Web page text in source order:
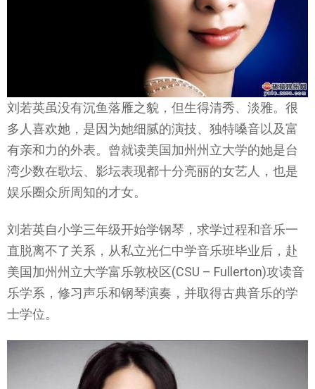
刘若英虽没有沉鱼落雁之貌，但生得清秀、淡雅。很
多人喜欢她，是因为她细腻的演技、独特嗓音以及富
有亲和力的外表。曾就读美国加州州立大学的她是台
湾少数在歌坛、影坛表现都十分亮丽的女艺人，也是
娱乐圈众所周知的才女。
刘若英自小学三年级开始学钢琴，求学过程和音乐一
直脱离不了关系，从私立光仁中学音乐班毕业后，赴
美国加州州立大学富乐敦校区(CSU – Fullerton)攻读音
乐学系，修习声乐和钢琴演奏，并取得古典音乐的学
士学位。